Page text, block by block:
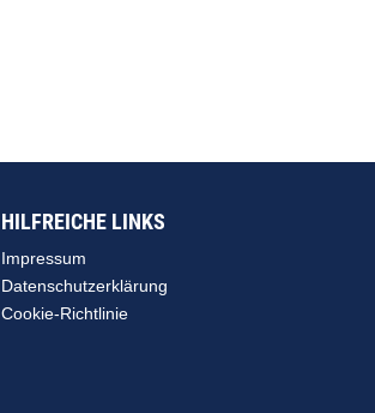
HILFREICHE LINKS
Impressum
Datenschutzerklärung
Cookie-Richtlinie